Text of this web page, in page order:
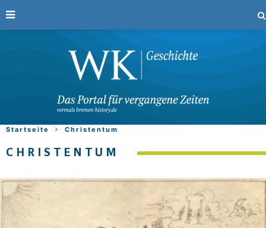
Startseite Christentum
CHRISTENTUM